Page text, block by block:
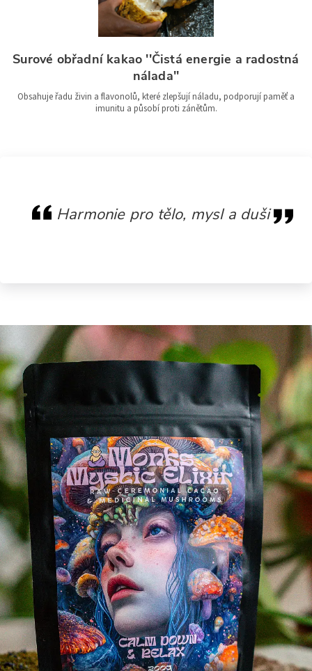
Surové obřadní kakao ''Čistá energie a radostná
nálada''
Obsahuje řadu živin a flavonolů, které zlepšují náladu, podporují paměť a
imunitu a působí proti zánětům.
Harmonie pro tělo, mysl a duši